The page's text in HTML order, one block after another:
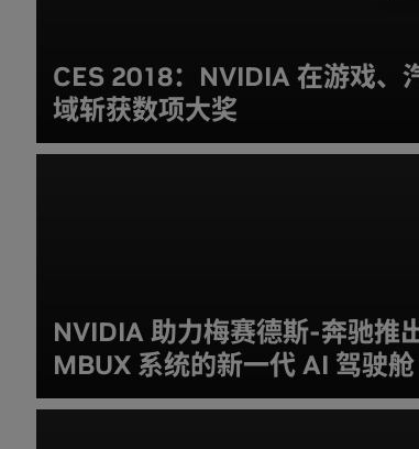
CES 2018：NVIDIA 在游戏、
域斩获数项大奖
NVIDIA 助力梅赛德斯-奔驰推
MBUX 系统的新一代 AI 驾驶舱